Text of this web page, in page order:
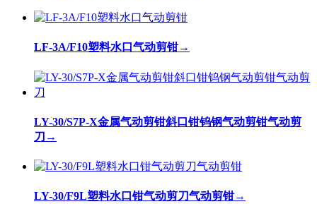
LF-3A/F10塑料水口气动剪钳→
LY-30/S7P-X金属气动剪钳斜口钳钨钢气动剪钳气动剪
刀 →
LY-30/F9L塑料水口钳气动剪刀气动剪钳→